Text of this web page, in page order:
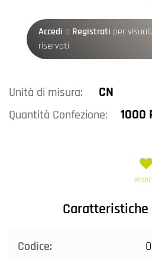
Accedi o Registrati per
riservati
Unità di misura: CN
Quantità Confezione: 1000
Codice: